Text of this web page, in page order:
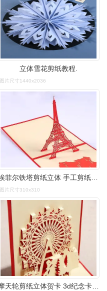
立体雪花剪纸教程.
图片尺寸1440x2036
图片尺寸310x310
摩天轮剪纸立体贺卡 3d纪念卡 商务祝福卡logo 厂家定制批发